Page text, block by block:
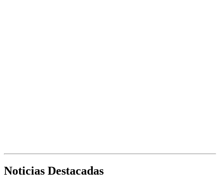
Noticias Destacadas